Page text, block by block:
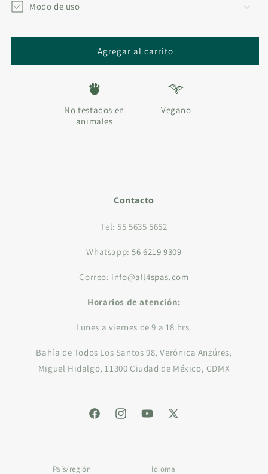
PROSPERIDAD
Modo de uso
Agregar al carrito
No testados en
animales
Vegano
Contacto
Tel: 55 5635 5652
Whatsapp:56 6219 9309
Correo: info@all4spas.com
Horarios de atención:
Lunes a viernes de 9 a 18 hrs.
Bahía de Todos Los Santos 98, Verónica Anzúres,
Miguel Hidalgo, 11300 Ciudad de México, CDMX
FacebookInstagramYouTube
X
País/región Idioma